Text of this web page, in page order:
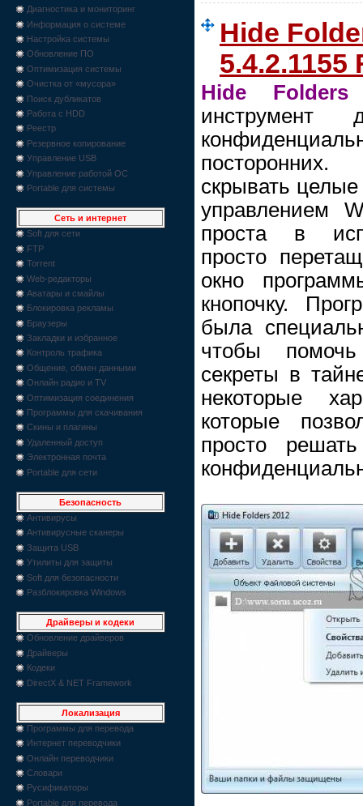
Диагностика и мониторинг
Информация о системе
Настройка системы
Обновление ПО
Оптимизация системы
Очистка от «мусора»
Поиск дубликатов
Работа с HDD
Реестр
Резервное копирование
Управление USB
Управление работой ОС
Portable для системы
Сеть и интернет
Soft для сети
FTP
Torrent
Web-редакторы
Аватары и смайлы
Блокировка рекламы
Браузеры
Закладки и избранное
Контроль трафика
Общение, обмен данными
Онлайн радио и TV
Оптимизация соединения
Программы для скачивания
Скины и плагины
Удаленный доступ
Электронная почта
Portable для сети
Безопасность
Антивирусы
Антивирусные сканеры
Защита USB
Утилиты для защиты
Soft для безопасности
Разблокировка Windows
Драйверы и кодеки
Обновление драйверов
Драйверы
Кодеки
DirectX & NET Framework
Локализация
Программы для перевода
Интернет переводчики
Онлайн переводчики
Словари
Русификаторы
Portable для перевода
Hide
5.4.2.1155
Hide Folders
инструмент
скрывать
управлением
проста в
просто
окно
кнопочку.
была
чтобы
секреты в
некоторые
которые
просто